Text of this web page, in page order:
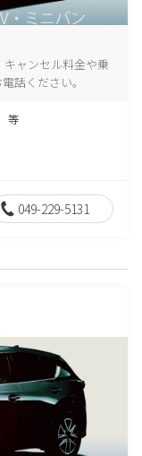
キャンセル料金や乗
話ください。
等
049-229-5131